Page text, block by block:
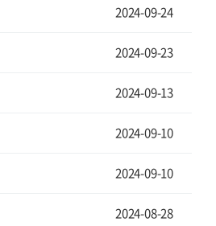
2024-09-24
2024-09-23
2024-09-13
2024-09-10
2024-09-10
2024-08-28